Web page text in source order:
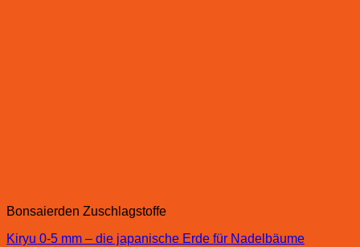
Bonsaierden Zuschlagstoffe
Kiryu 0-5 mm – die japanische Erde für Nadelbäume